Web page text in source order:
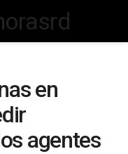
en
agentes